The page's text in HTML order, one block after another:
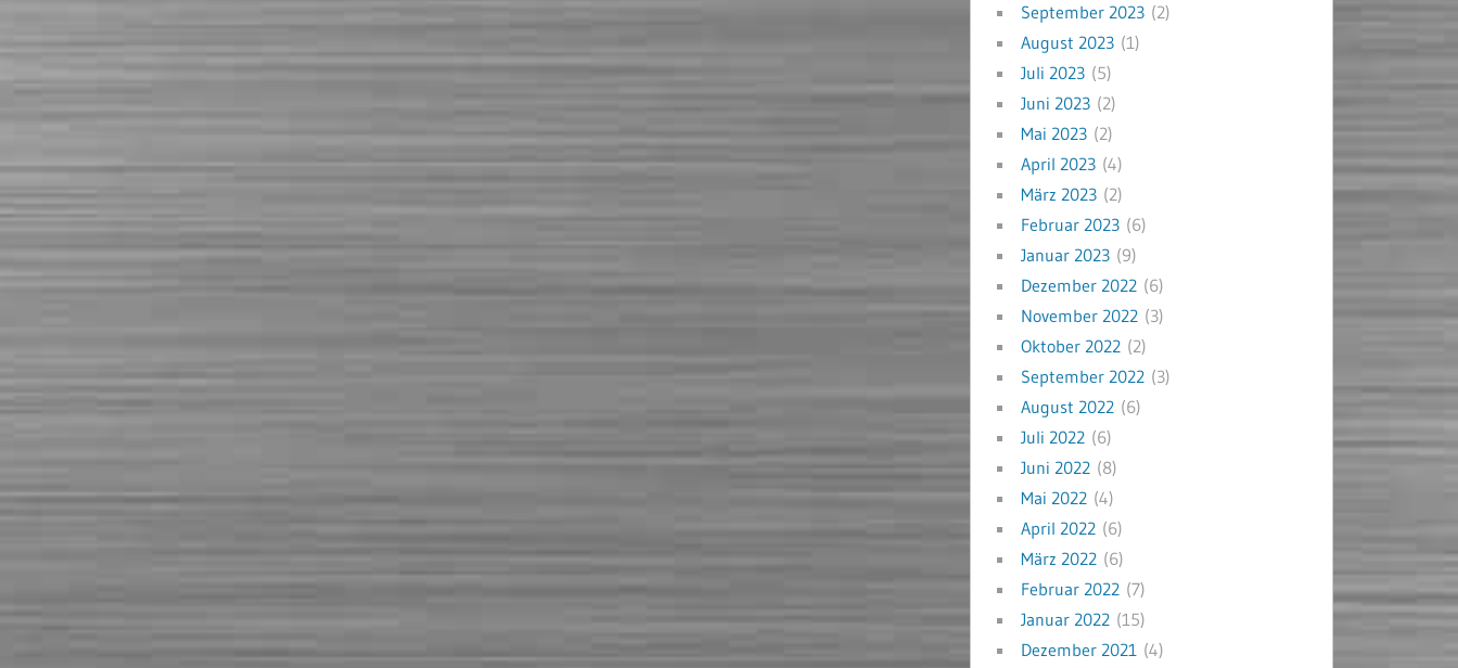
September 2023 (2)
August 2023 (1)
Juli 2023 (5)
Juni 2023 (2)
Mai 2023 (2)
April 2023 (4)
März 2023 (2)
Februar 2023 (6)
Januar 2023 (9)
Dezember 2022 (6)
November 2022 (3)
Oktober 2022 (2)
September 2022 (3)
August 2022 (6)
Juli 2022 (6)
Juni 2022 (8)
Mai 2022 (4)
April 2022 (6)
März 2022 (6)
Februar 2022 (7)
Januar 2022 (15)
Dezember 2021 (4)